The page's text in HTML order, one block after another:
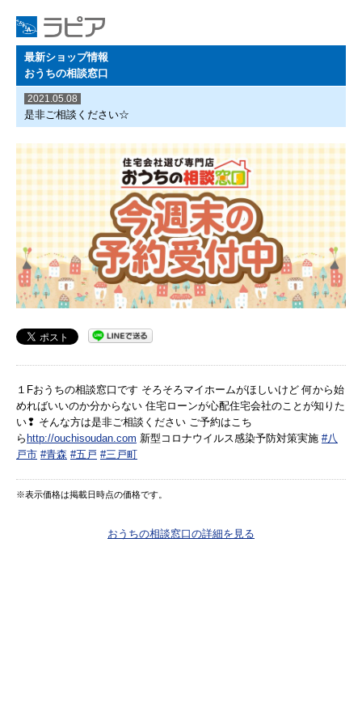
最新ショップ情報
おうちの相談窓口
2021.05.08
是非ご相談ください☆
１Fおうちの相談窓口です そろそろマイホームがほしいけど 何から始
めればいいのか分からない 住宅ローンが心配住宅会社のことが知りた
い❢ そんな方は是非ご相談ください ご予約はこち
ら http://ouchisoudan.com 新型コロナウイルス感染予防対策実施 #八
戸市 #青森 #五戸 #三戸町
※表示価格は掲載日時点の価格です。
おうちの相談窓口の詳細を見る